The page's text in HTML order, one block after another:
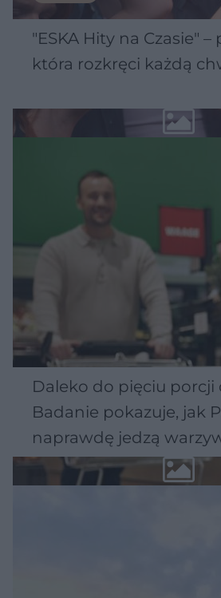
"ESKA Hity na Czasie" –
która rozkręci każdą
Daleko do pięciu porcji
Badanie pokazuje, jak
naprawdę jedzą